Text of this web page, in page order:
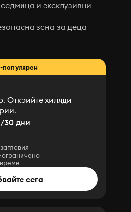
и ексклузивни
зона за деца
популярен
Открийте хиляди
дни
сега